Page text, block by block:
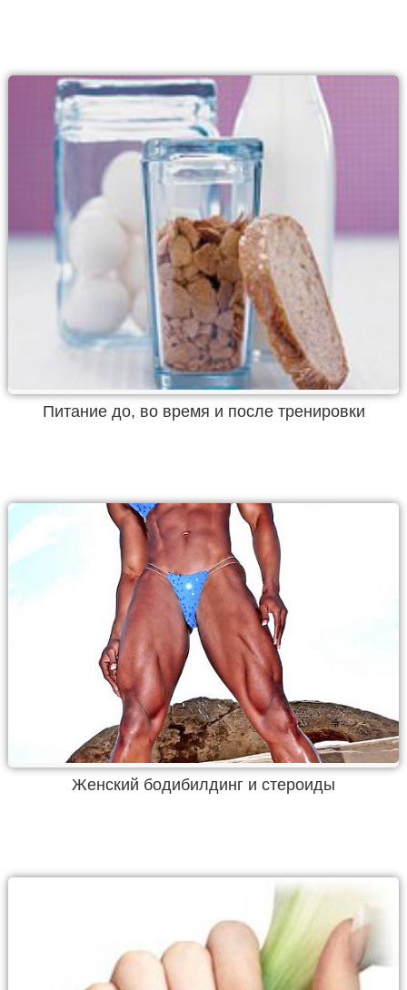
Питание до, во время и после тренировки
Женский бодибилдинг и стероиды